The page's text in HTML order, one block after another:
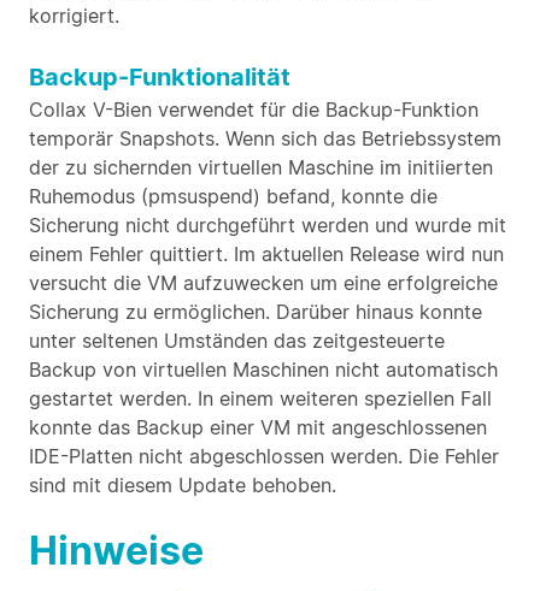
korrigiert.
Backup-Funktionalität
Collax V-Bien verwendet für die Backup-Funktion
temporär Snapshots. Wenn sich das Betriebssystem
der zu sichernden virtuellen Maschine im initiierten
Ruhemodus (pmsuspend) befand, konnte die
Sicherung nicht durchgeführt werden und wurde mit
einem Fehler quittiert. Im aktuellen Release wird nun
versucht die VM aufzuwecken um eine erfolgreiche
Sicherung zu ermöglichen. Darüber hinaus konnte
unter seltenen Umständen das zeitgesteuerte
Backup von virtuellen Maschinen nicht automatisch
gestartet werden. In einem weiteren speziellen Fall
konnte das Backup einer VM mit angeschlossenen
IDE-Platten nicht abgeschlossen werden. Die Fehler
sind mit diesem Update behoben.
Hinweise